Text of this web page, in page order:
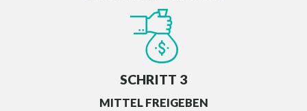
SCHRITT 3
MITTEL FREIGEBEN